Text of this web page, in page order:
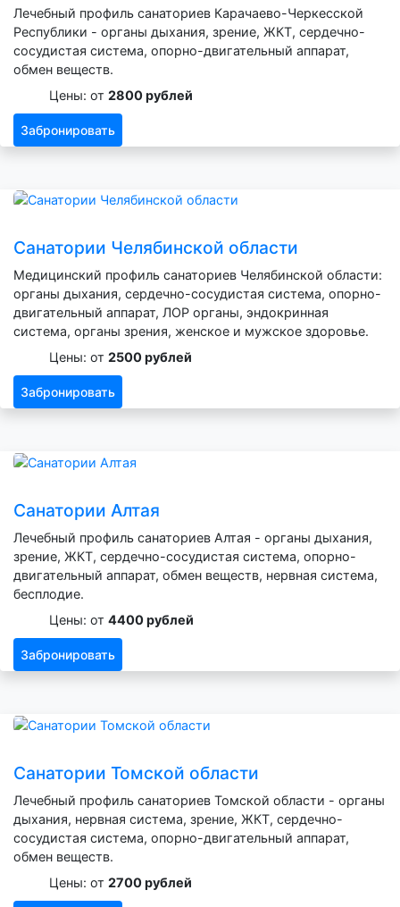
Лечебный профиль санаториев Карачаево-Черкесской
Республики - органы дыхания, зрение, ЖКТ, сердечно-
сосудистая система, опорно-двигательный аппарат,
обмен веществ.
Цены: от 2800 рублей
Забронировать
Санатории Челябинской области
Медицинский профиль санаториев Челябинской области:
органы дыхания, сердечно-сосудистая система, опорно-
двигательный аппарат, ЛОР органы, эндокринная
система, органы зрения, женское и мужское здоровье.
Цены: от 2500 рублей
Забронировать
Санатории Алтая
Лечебный профиль санаториев Алтая - органы дыхания,
зрение, ЖКТ, сердечно-сосудистая система, опорно-
двигательный аппарат, обмен веществ, нервная система,
бесплодие.
Цены: от 4400 рублей
Забронировать
Санатории Томской области
Лечебный профиль санаториев Томской области - органы
дыхания, нервная система, зрение, ЖКТ, сердечно-
сосудистая система, опорно-двигательный аппарат,
обмен веществ.
Цены: от 2700 рублей